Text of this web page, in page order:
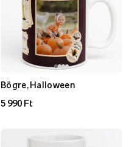
Bögre, Halloween
5 990 Ft